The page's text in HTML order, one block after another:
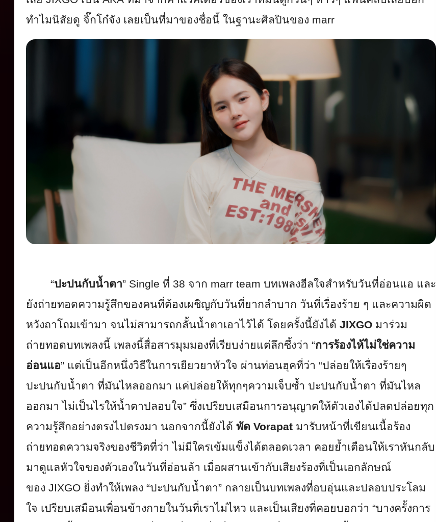
ทำไมนิสัยดู จิ๊กโก๋จัง เลยเป็นที่มาของชื่อนี้ ในฐานะศิลปินของ marr
“ปะปนกับน้ำตา” Single ที่ 38 จาก marr team บทเพลงฮีลใจสำหรับวันที่อ่อนแอ และ
ยังถ่ายทอดความรู้สึกของคนที่ต้องเผชิญกับวันที่ยากลำบาก วันที่เรื่องร้าย ๆ และความผิด
หวังถาโถมเข้ามา จนไม่สามารถกลั้นน้ำตาเอาไว้ได้ โดยครั้งนี้ยังได้ JIXGO มาร่วม
ถ่ายทอดบทเพลงนี้ เพลงนี้สื่อสารมุมมองที่เรียบง่ายแต่ลึกซึ้งว่า “การร้องไห้ไม่ใช่ความ
อ่อนแอ” แต่เป็นอีกหนึ่งวิธีในการเยียวยาหัวใจ ผ่านท่อนฮุคที่ว่า “ปล่อยให้เรื่องร้ายๆ
ปะปนกับน้ำตา ที่มันไหลออกมา แค่ปล่อยให้ทุกๆความเจ็บซ้ำ ปะปนกับน้ำตา ที่มันไหล
ออกมา ไม่เป็นไรให้น้ำตาปลอบใจ” ซึ่งเปรียบเสมือนการอนุญาตให้ตัวเองได้ปลดปล่อยทุก
ความรู้สึกอย่างตรงไปตรงมา นอกจากนี้ยังได้ พัด Vorapat มารับหน้าที่เขียนเนื้อร้อง
ถ่ายทอดความจริงของชีวิตที่ว่า ไม่มีใครเข้มแข็งได้ตลอดเวลา คอยย้ำเตือนให้เราหันกลับ
มาดูแลหัวใจของตัวเองในวันที่อ่อนล้า เมื่อผสานเข้ากับเสียงร้องที่เป็นเอกลักษณ์
ของ JIXGO ยิ่งทำให้เพลง “ปะปนกับน้ำตา” กลายเป็นบทเพลงที่อบอุ่นและปลอบประโลม
ใจ เปรียบเสมือนเพื่อนข้างกายในวันที่เราไม่ไหว และเป็นเสียงที่คอยบอกว่า “บางครั้งการ